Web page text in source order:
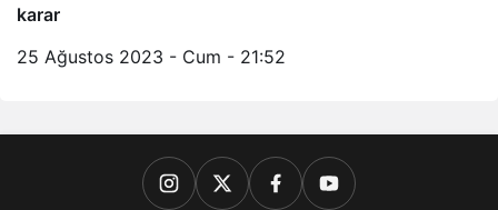
karar
25 Ağustos 2023 - Cum - 21:52